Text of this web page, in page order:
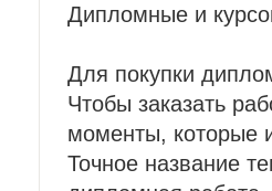
Дипломные и
Для покупки
Чтобы заказать
моменты, которые
Точное название